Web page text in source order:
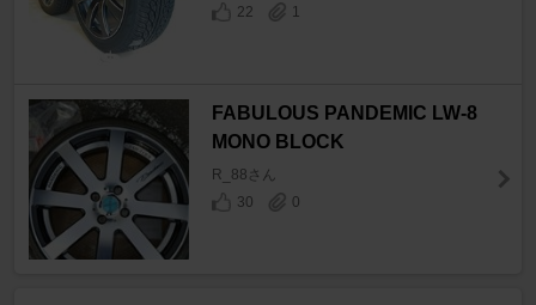
22
1
FABULOUS PANDEMIC LW-8
MONO BLOCK
R_88さん
30
0